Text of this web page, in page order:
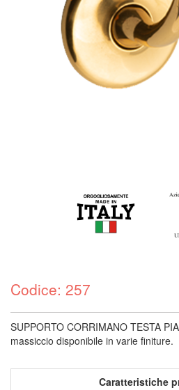
Codice: 257
SUPPORTO CORRIMANO TESTA
massiccio disponibile in varie finiture.
Caratteristiche